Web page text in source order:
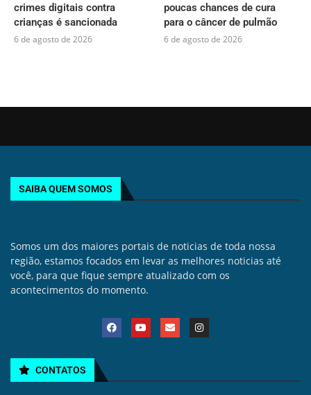
crimes digitais contra
crianças é sancionada
6 de agosto de 2026
poucas chances de cura
para o câncer de pulmão
6 de agosto de 2026
SAIBA QUEM SOMOS
Somos um dos maiores portais de noticias de toda nossa
região, estamos focados em levar as melhores noticias até
você, para que fique sempre atualizado com os
acontecimentos do momento.
CONTATOS